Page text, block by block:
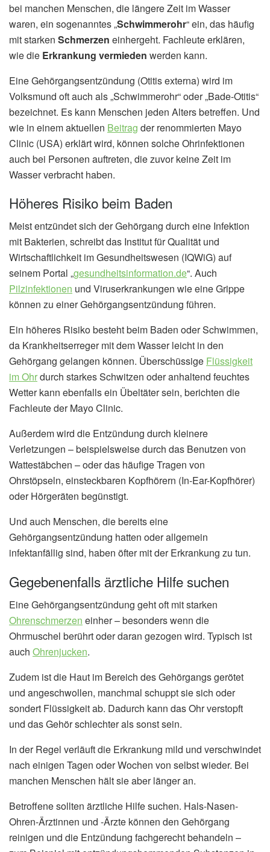
bei manchen Menschen, die längere Zeit im Wasser
waren, ein sogenanntes „Schwimmerohr“ ein, das häufig
mit starken Schmerzen einhergeht. Fachleute erklären,
wie die Erkrankung vermieden werden kann.
Eine Gehörgangsentzündung (Otitis externa) wird im
Volksmund oft auch als „Schwimmerohr“ oder „Bade-Otitis“
bezeichnet. Es kann Menschen jeden Alters betreffen. Und
wie in einem aktuellen Beitrag der renommierten Mayo
Clinic (USA) erklärt wird, können solche Ohrinfektionen
auch bei Personen auftreten, die zuvor keine Zeit im
Wasser verbracht haben.
Höheres Risiko beim Baden
Meist entzündet sich der Gehörgang durch eine Infektion
mit Bakterien, schreibt das Institut für Qualität und
Wirtschaftlichkeit im Gesundheitswesen (IQWiG) auf
seinem Portal „gesundheitsinformation.de“. Auch
Pilzinfektionen und Viruserkrankungen wie eine Grippe
können zu einer Gehörgangsentzündung führen.
Ein höheres Risiko besteht beim Baden oder Schwimmen,
da Krankheitserreger mit dem Wasser leicht in den
Gehörgang gelangen können. Überschüssige Flüssigkeit
im Ohrdurch starkes Schwitzen oder anhaltend feuchtes
Wetter kann ebenfalls ein Übeltäter sein, berichten die
Fachleute der Mayo Clinic.
Außerdem wird die Entzündung durch kleinere
Verletzungen – beispielsweise durch das Benutzen von
Wattestäbchen – oder das häufige Tragen von
Ohrstöpseln, einsteckbaren Kopfhörern (In-Ear-Kopfhörer)
oder Hörgeräten begünstigt.
Und auch Menschen, die bereits eine
Gehörgangsentzündung hatten oder allgemein
infektanfällig sind, haben öfter mit der Erkrankung zu tun.
Gegebenenfalls ärztliche Hilfe suchen
Eine Gehörgangsentzündung geht oft mit starken
Ohrenschmerzen einher – besonders wenn die
Ohrmuschel berührt oder daran gezogen wird. Typisch ist
auch Ohrenjucken.
Zudem ist die Haut im Bereich des Gehörgangs gerötet
und angeschwollen, manchmal schuppt sie sich oder
sondert Flüssigkeit ab. Dadurch kann das Ohr verstopft
und das Gehör schlechter als sonst sein.
In der Regel verläuft die Erkrankung mild und verschwindet
nach einigen Tagen oder Wochen von selbst wieder. Bei
manchen Menschen hält sie aber länger an.
Betroffene sollten ärztliche Hilfe suchen. Hals-Nasen-
Ohren-Ärztinnen und -Ärzte können den Gehörgang
reinigen und die Entzündung fachgerecht behandeln –